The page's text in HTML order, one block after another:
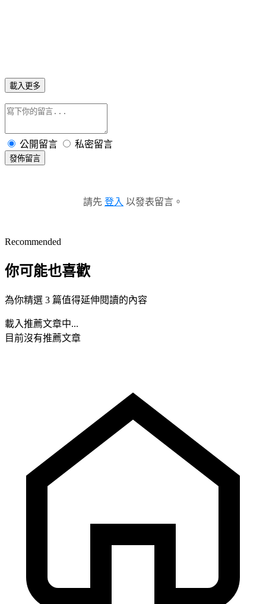
載入更多
公開留言 私密留言
發佈留言
請先 登入 以發表留言。
Recommended
你可能也喜歡
為你精選 3 篇值得延伸閱讀的內容
載入推薦文章中...
目前沒有推薦文章